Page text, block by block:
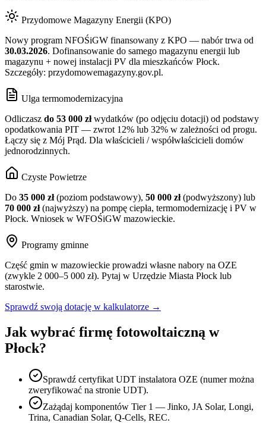
Przydomowe Magazyny Energii (KPO)
Nowy program NFOŚiGW finansowany z KPO — nabór trwa od
30.03.2026. Dofinansowanie do samego magazynu energii lub
magazynu + nowej instalacji PV dla mieszkańców Płock.
Szczegóły: przydomowemagazyny.gov.pl.
Ulga termomodernizacyjna
Odliczasz do 53 000 złwydatków (po odjęciu dotacji) od podstawy
opodatkowania PIT — zwrot 12% lub 32% w zależności od progu.
Łączy się z Mój Prąd. Dla właścicieli / współwłaścicieli domów
jednorodzinnych.
Czyste Powietrze
Do 35 000 zł(poziom podstawowy), 50 000 zł(podwyższony) lub
70 000 zł(najwyższy) na pompę ciepła, termomodernizację i PV w
Płock. Wniosek w WFOŚiGW mazowieckie.
Programy gminne
Część gmin w mazowieckie prowadzi własne nabory na OZE
(zwykle 2 000–5 000 zł). Pytaj w Urzędzie Miasta Płock lub
starostwie.
Sprawdź swoją dotację w kalkulatorze →
Jak wybrać firmę fotowoltaiczną w
Płock?
Sprawdź certyfikat UDT instalatora OZE (numer można
zweryfikować na stronie UDT).
Zażądaj komponentów Tier 1 — Jinko, JA Solar, Longi,
Trina, Canadian Solar, Q-Cells, REC.